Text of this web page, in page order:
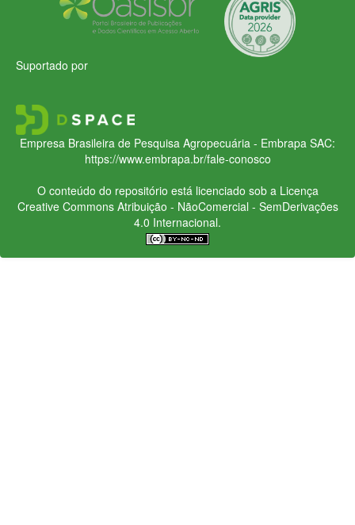
Suportado por
Empresa Brasileira de Pesquisa Agropecuária - Embrapa SAC:
https://www.embrapa.br/fale-conosco
O conteúdo do repositório está licenciado sob a Licença
Creative CommonsAtribuição - NãoComercial - SemDerivações
4.0 Internacional.